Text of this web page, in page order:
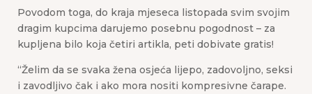
Povodom toga, do kraja mjeseca listopada svim svojim
dragim kupcima darujemo posebnu pogodnost – za
kupljena bilo koja četiri artikla, peti dobivate gratis!
“Želim da se svaka žena osjeća lijepo, zadovoljno, seksi
i zavodljivo čak i ako mora nositi kompresivne čarape.